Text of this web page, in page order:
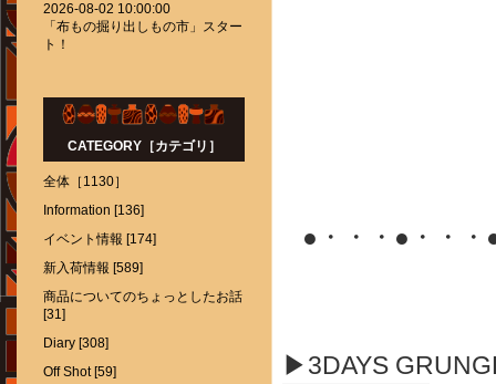
●・・・●・・
▶3DAYS
2026-08-02 10:00:00
「布もの掘り出しもの市」スター
ト！
CATEGORY［カテゴリ］
全体［1130］
Information [136]
イベント情報 [174]
新入荷情報 [589]
商品についてのちょっとしたお話
[31]
Diary [308]
Off Shot [59]